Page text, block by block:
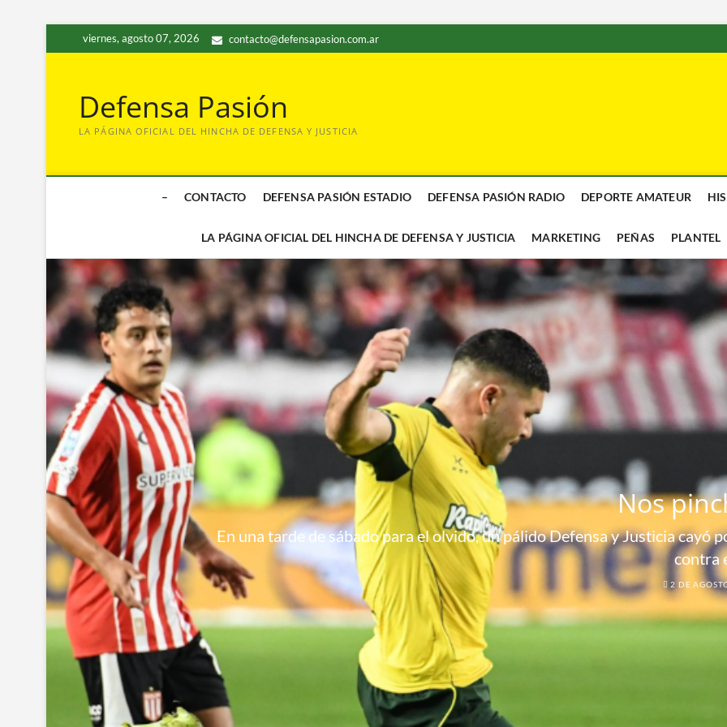
al
viernes, agosto 07, 2026 contacto@defensapasion.com.ar
Defensa Pasión
LA PÁGINA OFICIAL DEL HINCHA DE DEFENSA Y JUSTICIA
– CONTACTO DEFENSA PASIÓN ESTADIO DEFENSA PASIÓN RADIO DEPORTE AMATEUR
LA PÁGINA OFICIAL DEL HINCHA DE DEFENSA Y JUSTICIA MARKETING PEÑAS PLANTEL
Nos
En una tarde de sábado para el olvido, un pálido Defensa y Justicia cayó
contra
2 DE